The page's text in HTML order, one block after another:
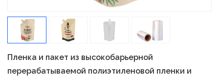
Пленка и пакет из высокобарьерной
перерабатываемой полиэтиленовой пленки и